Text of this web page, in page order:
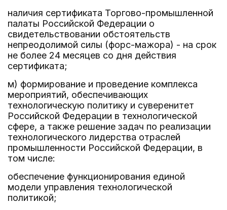
наличия сертификата Торгово-промышленной
палаты Российской Федерации о
свидетельствовании обстоятельств
непреодолимой силы (форс-мажора) - на срок
не более 24 месяцев со дня действия
сертификата;
м) формирование и проведение комплекса
мероприятий, обеспечивающих
технологическую политику и суверенитет
Российской Федерации в технологической
сфере, а также решение задач по реализации
технологического лидерства отраслей
промышленности Российской Федерации, в
том числе:
обеспечение функционирования единой
модели управления технологической
политикой;